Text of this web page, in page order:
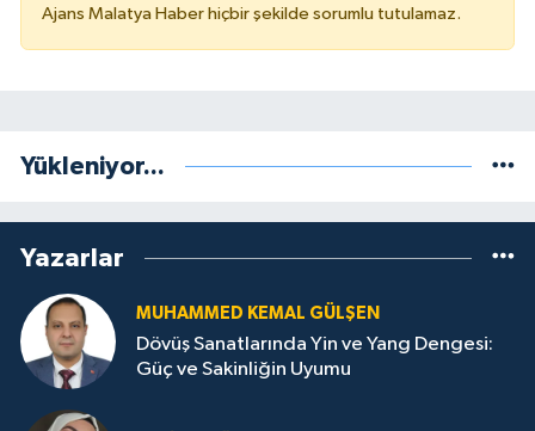
Ajans Malatya Haber hiçbir şekilde sorumlu tutulamaz.
Yükleniyor...
Yazarlar
MUHAMMED KEMAL GÜLŞEN
Dövüş Sanatlarında Yin ve Yang Dengesi:
Güç ve Sakinliğin Uyumu